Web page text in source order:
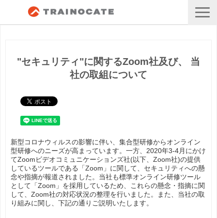
"セキュリティ"に関するZoom社及び、 当
社の取組について
新型コロナウィルスの影響に伴い、集合型研修からオンライン
型研修へのニーズが高まっています。一方、2020年3-4月にかけ
てZoomビデオコミュニケーションズ社(以下、Zoom社)の提供
しているツールである「Zoom」に関して、セキュリティへの懸
念や指摘が報道されました。当社も標準オンライン研修ツール
として「Zoom」を採用しているため、これらの懸念・指摘に関
して、Zoom社の対応状況の整理を行いました。また、当社の取
り組みに関し、下記の通りご説明いたします。